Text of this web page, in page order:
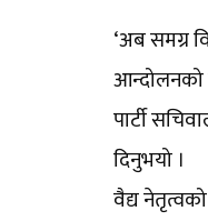
‘अब समग्र
आन्दोलनको
पार्टी
दिनुभयो ।
वैद्य